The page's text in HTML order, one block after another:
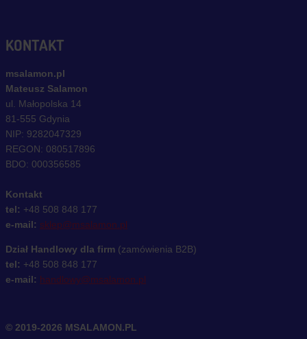
KONTAKT
msalamon.pl
Mateusz Salamon
ul. Małopolska 14
81-555 Gdynia
NIP: 9282047329
REGON: 080517896
BDO: 000356585
Kontakt
tel: +48 508 848 177
e-mail: sklep@msalamon.pl
Dział Handlowy dla firm (zamówienia B2B)
tel: +48 508 848 177
e-mail: handlowy@msalamon.pl
© 2019-2026 MSALAMON.PL